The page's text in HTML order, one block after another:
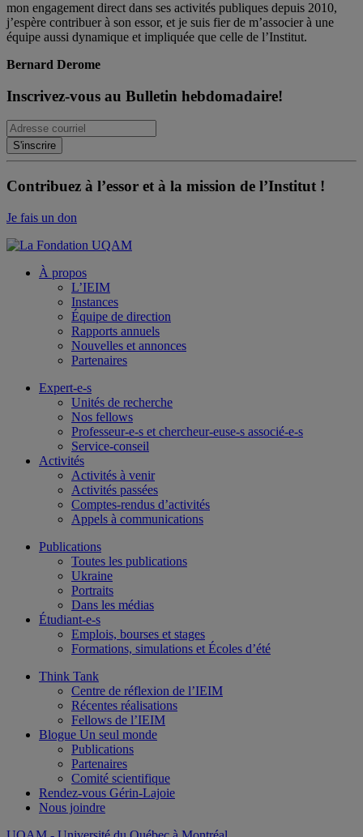
mon engagement direct dans ses activités publiques depuis 2010,
j’espère contribuer à son essor, et je suis fier de m’associer à une
équipe aussi dynamique et impliquée que celle de l’Institut.
Bernard Derome
Inscrivez-vous au Bulletin hebdomadaire!
Contribuez à l’essor et à la mission de l’Institut !
Je fais un don
À propos
L’IEIM
Instances
Équipe de direction
Rapports annuels
Nouvelles et annonces
Partenaires
Expert-e-s
Unités de recherche
Nos fellows
Professeur-e-s et chercheur-euse-s associé-e-s
Service-conseil
Activités
Activités à venir
Activités passées
Comptes-rendus d’activités
Appels à communications
Publications
Toutes les publications
Ukraine
Portraits
Dans les médias
Étudiant-e-s
Emplois, bourses et stages
Formations, simulations et Écoles d’été
Think Tank
Centre de réflexion de l’IEIM
Récentes réalisations
Fellows de l’IEIM
Blogue Un seul monde
Publications
Partenaires
Comité scientifique
Rendez-vous Gérin-Lajoie
Nous joindre